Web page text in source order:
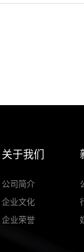
关于我们
公司简介
企业文化
企业荣誉